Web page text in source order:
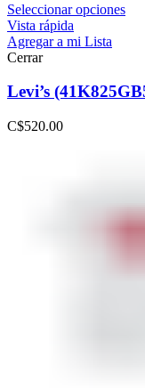
Seleccionar opciones
Vista rápida
Agregar a mi Lista
Cerrar
Levi’s
C$520.00